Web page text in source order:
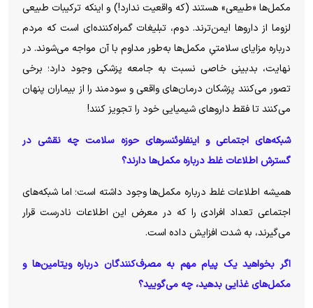
مکمل‌ها «طبیعی» هستند (که واقعیت ندارد!) و اینکه ترکیبات طبیعی
لزوما از دارو‌ها ایمن‌ترند. دوم، تبلیغات گمراه‌کننده‌ای است که مردم
درباره مزایای سلامتیِ مکمل‌ها به‌طور مداوم با آن مواجه می‌شوند. در
نهایت، بدبینی خاصی نسبت به جامعه پزشکی وجود دارد؛ برخی
تصور می‌کنند پزشکان درمان‌های واقعی و سودمند را از بیماران پنهان
می‌کنند تا فقط دارو‌های شیمیایی خود را تجویز کنند!
شبکه‌های اجتماعی و اینفلوئنسر‌های حوزه سلامت چه نقشی در
گسترش اطلاعات غلط درباره مکمل‌ها دارند؟
همیشه اطلاعات غلط درباره مکمل‌ها وجود داشته است؛ اما شبکه‌های
اجتماعی تعداد افرادی را که در معرض این اطلاعات نادرست قرار
می‌گیرند، به شدت افزایش داده است.
اگر بخواهید یک پیام مهم به مصرف‌کنندگان درباره ویتامین‌ها و
مکمل‌های غذایی بدهید، چه می‌گویید؟